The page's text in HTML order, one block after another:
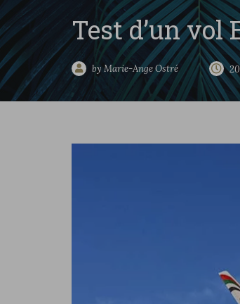
Test d’un vol
by Marie-Ange Ostré